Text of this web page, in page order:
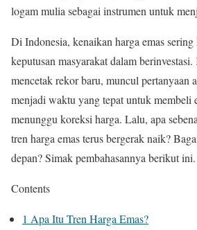
logam mulia sebagai instrumen untuk
Di Indonesia, kenaikan harga emas
keputusan masyarakat dalam
mencetak rekor baru, muncul pertanyaan
menjadi waktu yang tepat untuk membeli
menunggu koreksi harga. Lalu, apa
tren harga emas terus bergerak naik?
depan? Simak pembahasannya berikut ini.
Contents
1 Apa Itu Tren Harga Emas?